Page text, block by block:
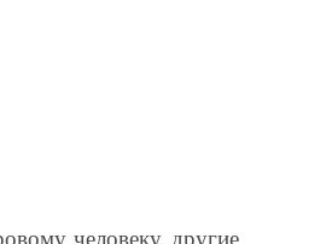
человеку, другие